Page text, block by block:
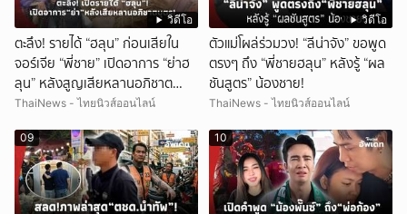
วิดีโอ
ตะลึง! รายได้ “ฮลุน” ก่อนเสียใน
จอร์เจีย “พี่ชาย” เปิดอาการ “ย่าฮ
ลุน” หลังสูญเสียหลานอภิชาต
บุตร!
ThaiNews - ไทยนิวส์ออนไลน์
วิดีโอ
ตัวแม่โผล่ร่วมวง! “ลีน่าจัง” ขอพูด
ตรงๆ ถึง “พี่ชายฮลุน” หลังรู้ “ผล
ชันสูตร” น้องชาย!
ThaiNews - ไทยนิวส์ออนไลน์
09 10